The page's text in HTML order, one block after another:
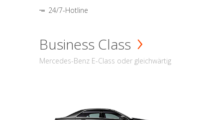
24/7-Hotline
Business Class
Mercedes-Benz E-Class oder gleichwärtig